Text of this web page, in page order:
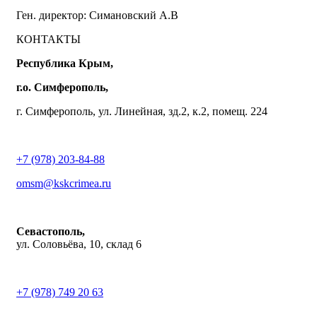
Ген. директор: Симановский А.В
КОНТАКТЫ
Республика Крым,
г.о. Симферополь,
г. Симферополь, ул. Линейная, зд.2, к.2, помещ. 224
+7 (978) 203-84-88
omsm@kskcrimea.ru
Севастополь,
ул. Соловьёва, 10, склад 6
+7 (978) 749 20 63